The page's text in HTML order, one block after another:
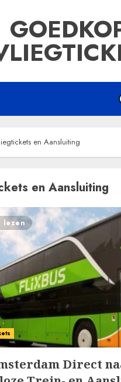
en Aansluiting
en Aansluiting
lezen
Direct